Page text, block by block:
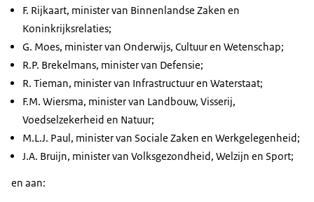
F. Rijkaart, minister van Binnenlandse Zaken en
Koninkrijksrelaties;
G. Moes, minister van Onderwijs, Cultuur en Wetenschap;
R.P. Brekelmans, minister van Defensie;
R. Tieman, minister van Infrastructuur en Waterstaat;
F.M. Wiersma, minister van Landbouw, Visserij,
Voedselzekerheid en Natuur;
M.L.J. Paul, minister van Sociale Zaken en Werkgelegenheid;
J.A. Bruijn, minister van Volksgezondheid, Welzijn en Sport;
en aan: